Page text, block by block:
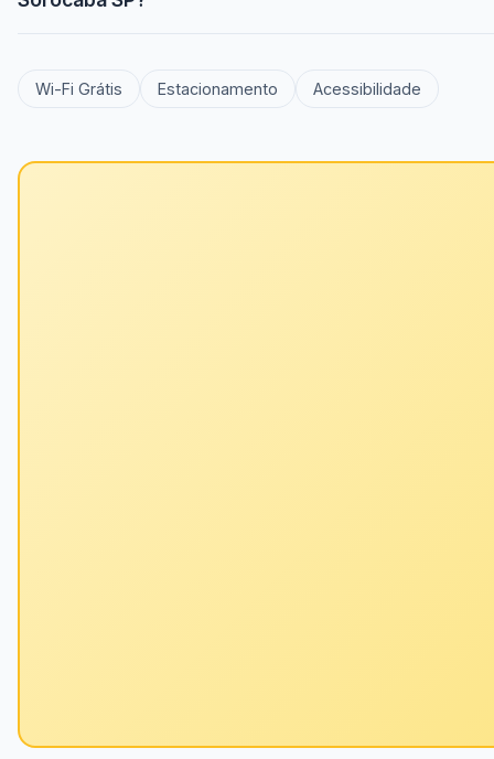
Wi-Fi Grátis Estacionamento Acessibilidade